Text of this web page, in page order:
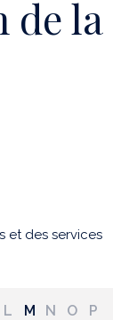
de la
et des services
L M N O P